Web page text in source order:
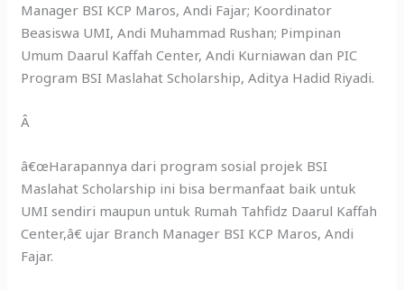
Manager BSI KCP Maros, Andi Fajar; Koordinator
Beasiswa UMI, Andi Muhammad Rushan; Pimpinan
Umum Daarul Kaffah Center, Andi Kurniawan dan PIC
Program BSI Maslahat Scholarship, Aditya Hadid Riyadi.
Â
â€œHarapannya dari program sosial projek BSI
Maslahat Scholarship ini bisa bermanfaat baik untuk
UMI sendiri maupun untuk Rumah Tahfidz Daarul Kaffah
Center,â€ ujar Branch Manager BSI KCP Maros, Andi
Fajar.